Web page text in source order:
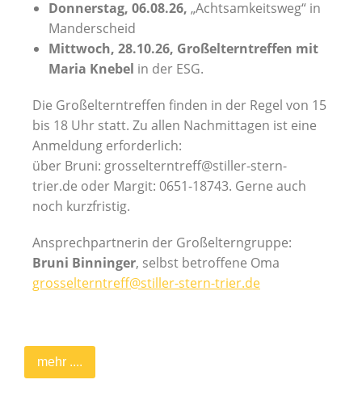
Donnerstag, 06.08.26, „Achtsamkeitsweg“ in
Manderscheid
Mittwoch, 28.10.26, Großelterntreffen mit
Maria Knebel in der ESG.
Die Großelterntreffen finden in der Regel von 15
bis 18 Uhr statt. Zu allen Nachmittagen ist eine
Anmeldung erforderlich:
über Bruni: grosselterntreff@stiller-stern-
trier.de oder Margit: 0651-18743. Gerne auch
noch kurzfristig.
Ansprechpartnerin der Großelterngruppe:
Bruni Binninger, selbst betroffene Oma
grosselterntreff@stiller-stern-trier.de
mehr ....